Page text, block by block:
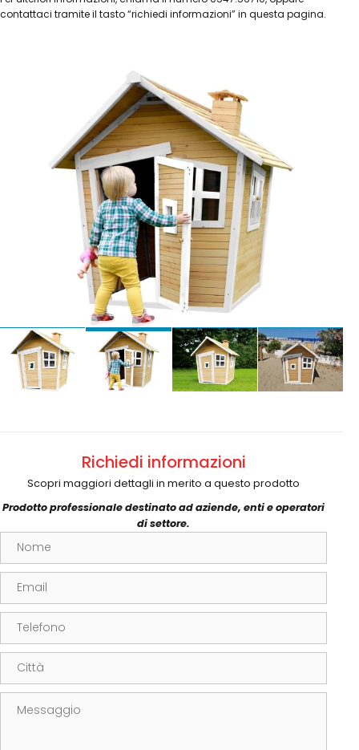
contattaci tramite il tasto “richiedi informazioni” in questa pagina.
€ 725 + IVA
€ 520 + IVA
Richiedi informazioni
Scopri maggiori dettagli in merito a questo prodotto
Prodotto professionale destinato ad aziende, enti e operatori
di settore.
Nome
Email
Telefono
Città